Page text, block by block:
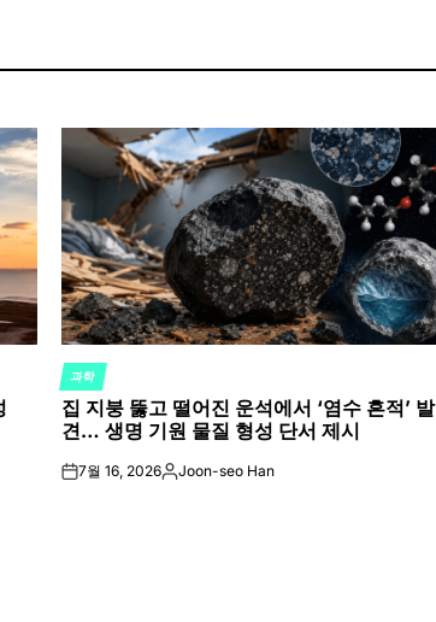
POSTED
IN
과학
집 지붕 뚫고 떨어진 운석에서 ‘염수 흔적’ 발
견… 생명 기원 물질 형성 단서 제시
on7월 16, 2026Posted
Joon-seo Han